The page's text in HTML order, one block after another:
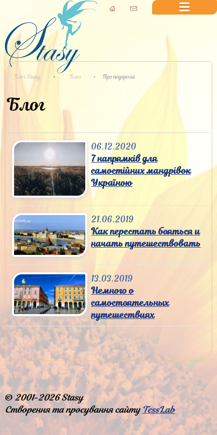
Блог Stasy Блог Про подорожі
Блог
06.12.2020
7 напрямків для
самостійних мандрівок
Україною
21.06.2019
Как перестать бояться и
начать путешествовать
13.03.2019
Немного о
самостоятельных
путешествиях
© 2001-2026 Stasy
Створення та просування сайтуTessLab